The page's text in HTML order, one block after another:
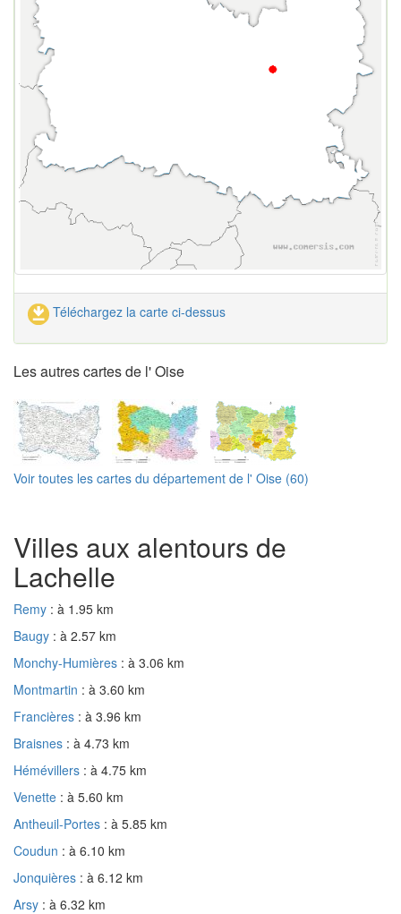
Téléchargez la carte ci-dessus
Les autres cartes de l' Oise
Voir toutes les cartes du département de l' Oise (60)
Villes aux alentours de
Lachelle
Remy : à 1.95 km
Baugy : à 2.57 km
Monchy-Humières : à 3.06 km
Montmartin : à 3.60 km
Francières : à 3.96 km
Braisnes : à 4.73 km
Hémévillers : à 4.75 km
Venette : à 5.60 km
Antheuil-Portes : à 5.85 km
Coudun : à 6.10 km
Jonquières : à 6.12 km
Arsy : à 6.32 km